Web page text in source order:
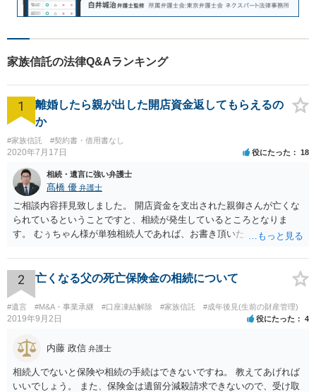
家族信託の法律Q&Aランキング
1
離婚したら親が出した開店資金返してもらえるの
か
#家族信託 #契約書・借用書なし
2020年7月17日 役にたった 18
相続・遺言に強い弁護士
髙橋 優 弁護士
ご相談内容拝見致しました。 開店資金を支出された親御さんが亡くな
られているということですと、相続が発生しているところとなりま
す。 むぅちゃん様が単独相続人であれば、お書き頂いたような方法で
相続人おられるということであれば、他の相続人との協議が必要とな
るところです。 また、当該点とは別にご主人から貸付ではなく贈与で
あると主張される可能性がございます。 その場合には、貸付であるこ
とを伺わせる事情をどれだけ積み重ねることが出来るか、というとこ
ろとなります。 返済の事実や、返済を約束するメール等です。 金額の
おく方が宜しいかと思います。 緊急という訳ではないかと思います
が、事前準備が早い方が有効な手段が増える傾向にありますので、早
目に弁護士を入れられることを御検討頂くと良いかと思います。
2 亡くなる父の死亡保険金の相続について
#遺言 #M&A・事業承継 #口座凍結解除 #家族信託 #成年後見(生前の財産管理)
2019年9月2日 役にたった 4
内藤 政信 弁護士
相続人でないと保険や相続の手続はできないですね。 教えてあげれば
いいでしょう。 また、保険金は遺留分減殺請求できないので、受け取